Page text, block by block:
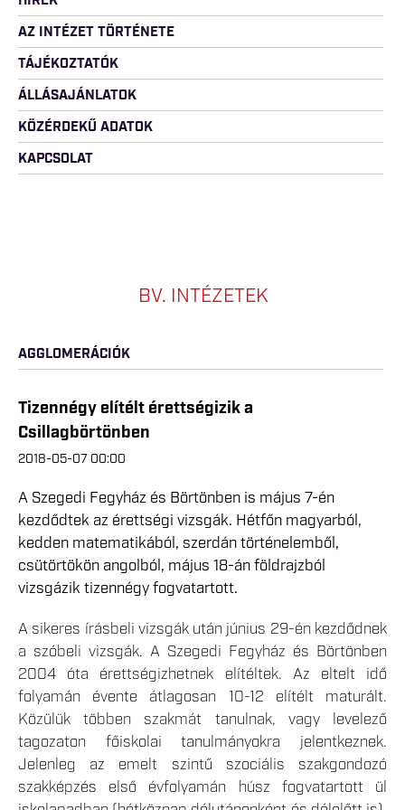
AZ INTÉZET TÖRTÉNETE
TÁJÉKOZTATÓK
ÁLLÁSAJÁNLATOK
KÖZÉRDEKŰ ADATOK
KAPCSOLAT
BV. INTÉZETEK
AGGLOMERÁCIÓK
Tizennégy elítélt érettségizik a
Csillagbörtönben
2018-05-07 00:00
A Szegedi Fegyház és Börtönben is május 7-én
kezdődtek az érettségi vizsgák. Hétfőn magyarból,
kedden matematikából, szerdán történelemből,
csütörtökön angolból, május 18-án földrajzból
vizsgázik tizennégy fogvatartott.
A sikeres írásbeli vizsgák után június 29-én kezdődnek
a szóbeli vizsgák. A Szegedi Fegyház és Börtönben
2004 óta érettségizhetnek elítéltek. Az eltelt idő
folyamán évente átlagosan 10-12 elítélt maturált.
Közülük többen szakmát tanulnak, vagy levelező
tagozaton főiskolai tanulmányokra jelentkeznek.
Jelenleg az emelt szintű szociális szakgondozó
szakképzés első évfolyamán húsz fogvatartott ül